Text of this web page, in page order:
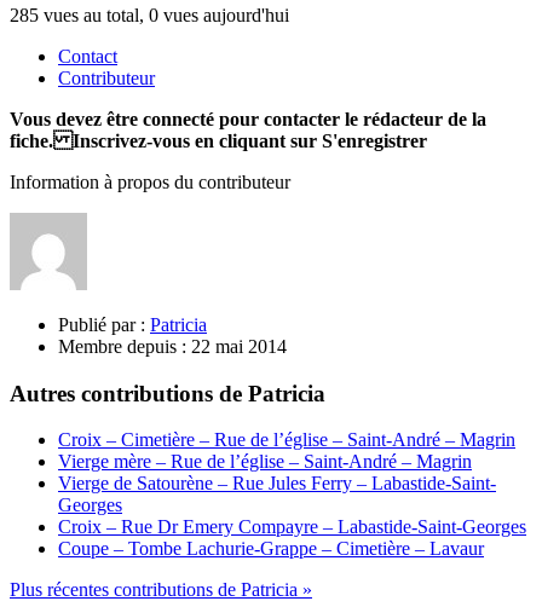
285 vues au total, 0 vues aujourd'hui
Contact
Contributeur
Vous devez être connecté pour contacter le rédacteur de la
fiche. Inscrivez-vous en cliquant sur S'enregistrer
Information à propos du contributeur
Publié par : Patricia
Membre depuis : 22 mai 2014
Autres contributions de Patricia
Croix – Cimetière – Rue de l’église – Saint-André – Magrin
Vierge mère – Rue de l’église – Saint-André – Magrin
Vierge de Satourène – Rue Jules Ferry – Labastide-Saint-
Georges
Croix – Rue Dr Emery Compayre – Labastide-Saint-Georges
Coupe – Tombe Lachurie-Grappe – Cimetière – Lavaur
Plus récentes contributions de Patricia »